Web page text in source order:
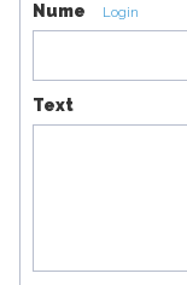
Nume Login
Text